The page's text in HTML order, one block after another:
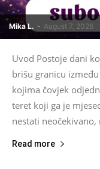
Mika L. - August 7, 2026
Uvod Postoje dani
brišu granicu
kojima čovjek
teret koji ga je
nestati
Read more